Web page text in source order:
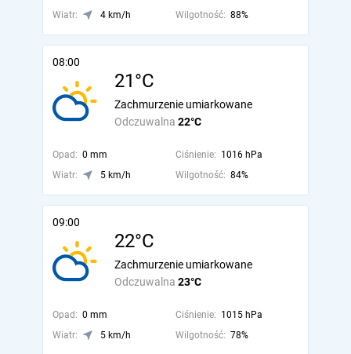
Wiatr: 4 km/h Wilgotność: 88%
08:00
21°C
Odczuwalna 22°C
Zachmurzenie umiarkowane
Opad: 0 mm Ciśnienie: 1016 hPa
Wiatr:
5 km/h Wilgotność: 84%
09:00
22°C
Odczuwalna 23°C
Zachmurzenie umiarkowane
Opad: 0 mm Ciśnienie: 1015 hPa
Wiatr:
5 km/h Wilgotność: 78%